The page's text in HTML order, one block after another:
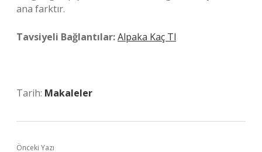
ana farktır.
Tavsiyeli Bağlantılar:Alpaka Kaç Tl
Tarih: Makaleler
Önceki Yazı